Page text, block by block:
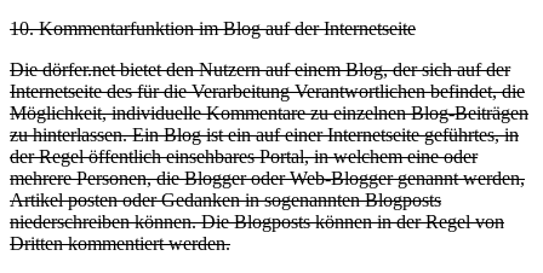
10. Kommentarfunktion im Blog auf der Internetseite
Die dörfer.net bietet den Nutzern auf einem Blog, der sich auf der
Internetseite des für die Verarbeitung Verantwortlichen befindet, die
Möglichkeit, individuelle Kommentare zu einzelnen Blog-Beiträgen
zu hinterlassen. Ein Blog ist ein auf einer Internetseite geführtes, in
der Regel öffentlich einsehbares Portal, in welchem eine oder
mehrere Personen, die Blogger oder Web-Blogger genannt werden,
Artikel posten oder Gedanken in sogenannten Blogposts
niederschreiben können. Die Blogposts können in der Regel von
Dritten kommentiert werden.